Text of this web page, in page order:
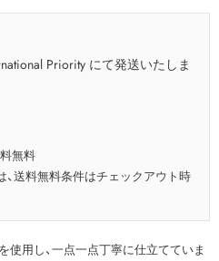
Priority にて発送いたしま
無料
送料無料条件はチェックアウト時
用し、一点一点丁寧に仕立てていま